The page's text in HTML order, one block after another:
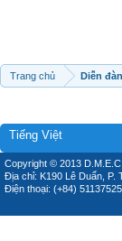
Trang chủ Diễn đàn
Tiếng Việt
Copyright © 2013
Địa chỉ: K190 Lê Duẩn, P.
Điện thoại: (+84)